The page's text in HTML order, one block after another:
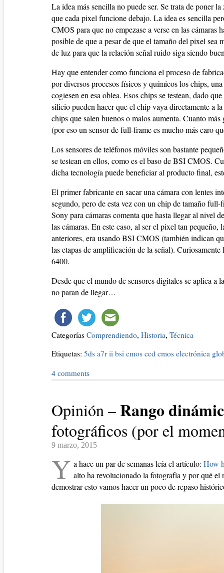
La idea más sencilla no puede ser. Se trata de poner
que cada pixel funcione debajo. La idea es sencilla
CMOS para que no empezase a verse en las
posible de que a pesar de que el tamaño del pixel
de luz para que la relación señal ruido siga siendo
Hay que entender como funciona el proceso de
por diversos procesos físicos y químicos los chips,
cogiesen en esa oblea. Esos chips se testean, dado
silicio pueden hacer que el chip vaya directamente a
chips que salen buenos o malos aumenta. Cuanto
(por eso un sensor de full-frame es mucho más caro
Los sensores de teléfonos móviles son bastante
se testean en ellos, como es el baso de BSI CMOS.
dicha tecnología puede beneficiar al producto final,
El primer fabricante en sacar una cámara con lentes
segundo, pero de esta vez con un chip de tamaño
Sony para cámaras comenta que hasta llegar al nivel
las cámaras. En este caso, al ser el pixel tan
anteriores, era usando BSI CMOS (también indican
las etapas de amplificación de la señal).
6400.
Desde que el mundo de sensores digitales se aplica
no paran de llegar…
Categorías Comprendiendo, Historia, Técnica
Etiquetas: 5ds a7r ii bsi cmos ccd cmos electrónica
4 comments
Opinión –Rango
fotográficos (por el
9 marzo, 2015
Y a hace un par de semanas leía el artículo:How
alto ha revolucionado la fotografía y por qué el
demostrar esto vamos hacer un poco de repaso